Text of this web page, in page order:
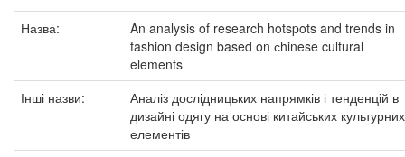
Назва:
An analysis of research hotspots and trends in
fashion design based on сhinese cultural
elements
Інші назви:
Аналіз дослідницьких напрямків і тенденцій в
дизайні одягу на основі китайських культурних
елементів